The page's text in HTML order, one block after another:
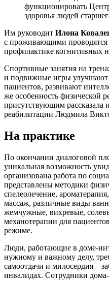
функционировать
здоровья людей
Им руководит Илона
с проживающими проводятся
профилактике когнитивных
Спортивные занятия на
и подвижные игры улучшают
пациентов, развивают
же особенность физической
присутствующим рассказала
реабилитации Людмила
На практике
По окончании диалоговой
уникальная возможность
организована работа по
представлены методики
спелеолечение,
массаж, различные виды
жемчужные, вихревые,
механотерапии для
режиме.
Люди, работающие в доме-
нужному и важному делу,
самоотдачи и милосердия –
инвалидах. Сотрудники